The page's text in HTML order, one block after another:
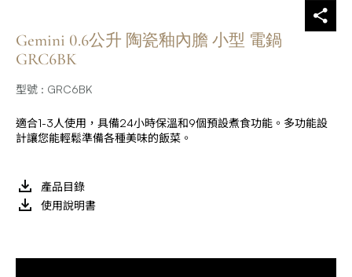
Gemini 0.6公升 陶瓷釉內膽 小型 電鍋
GRC6BK
型號 : GRC6BK
適合1-3人使用，具備24小時保溫和9個預設煮食功能。多功能設
計讓您能輕鬆準備各種美味的飯菜。
產品目錄
使用說明書